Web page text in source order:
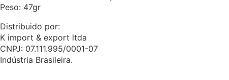
Peso: 47gr
Distribuido por:
K import & export ltda
CNPJ: 07.111.995/0001-07
Indústria Brasileira.